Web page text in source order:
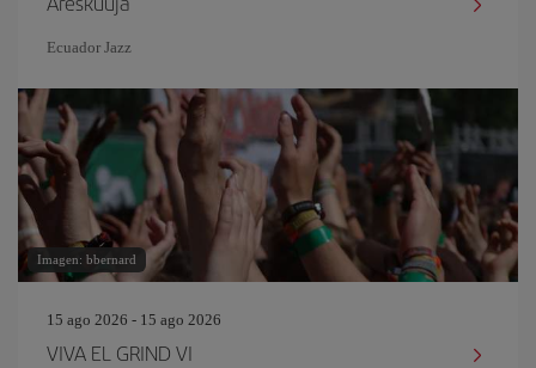
Ecuador Jazz
Imagen: bbernard
15 ago 2026 - 15 ago 2026
VIVA EL GRIND VI